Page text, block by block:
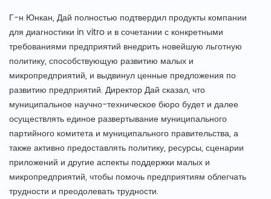
Г-н Юнкан, Дай полностью подтвердил продукты компании
для диагностики in vitro и в сочетании с конкретными
требованиями предприятий внедрить новейшую льготную
политику, способствующую развитию малых и
микропредприятий, и выдвинул ценные предложения по
развитию предприятий. Директор Дай сказал, что
муниципальное научно-техническое бюро будет и далее
осуществлять единое развертывание муниципального
партийного комитета и муниципального правительства, а
также активно предоставлять политику, ресурсы, сценарии
приложений и другие аспекты поддержки малых и
микропредприятий, чтобы помочь предприятиям облегчать
трудности и преодолевать трудности.